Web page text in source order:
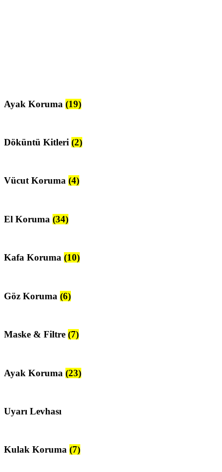
Ayak Koruma (19)
Döküntü Kitleri (2)
Vücut Koruma (4)
El Koruma (34)
Kafa Koruma (10)
Göz Koruma (6)
Maske & Filtre (7)
Ayak Koruma (23)
Uyarı Levhası
Kulak Koruma (7)